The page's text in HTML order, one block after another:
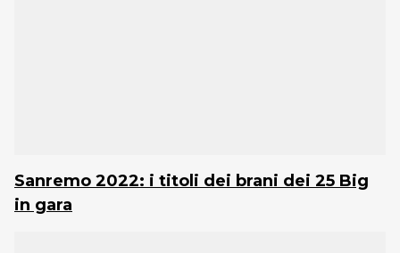
Sanremo 2022: i titoli dei brani dei 25 Big
in gara